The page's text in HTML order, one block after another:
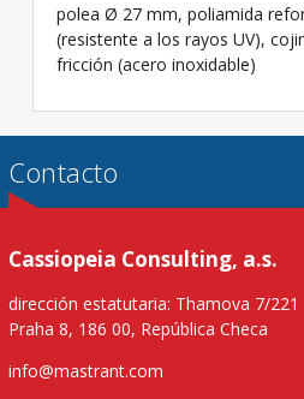
polea Ø 27 mm, poliamida
(resistente a los rayos UV),
fricción (acero inoxidable)
Contacto
Cassiopeia Consulting, a.s.
dirección estatutaria: Thamova 7/221
Praha 8, 186 00, República Checa
info@mastrant.com